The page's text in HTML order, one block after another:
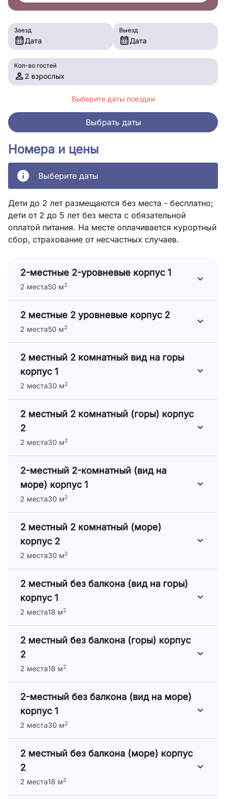
Номера и цены
Выберите даты
Дети до 2 лет размещаются без места - бесплатно;
дети от 2 до 5 лет без места с обязательной
оплатой питания. На месте оплачивается курортный
сбор, страхование от несчастных случаев.
2-местные 2-уровневые корпус 1
2 места50 м2
2 местные 2 уровневые корпус 2
2 места50 м2
2 местный 2 комнатный вид на горы
корпус 1
2 места30 м2
2 местный 2 комнатный (горы) корпус
2
2 места30 м2
2-местный 2-комнатный (вид на
море) корпус 1
2 места30 м2
2 местный 2 комнатный (море)
корпус 2
2 места30 м2
2 местный без балкона (вид на горы)
корпус 1
2 места18 м2
2 местный без балкона (горы) корпус
2
2 места18 м2
2-местный без балкона (вид на море)
корпус 1
2 места30 м2
2 местный без балкона (море) корпус
2
2 места18 м2
Заезд
Дата
Выезд
Дата
Кол-во гостей
2 взрослых
Выберите даты поездки
Выбрать даты